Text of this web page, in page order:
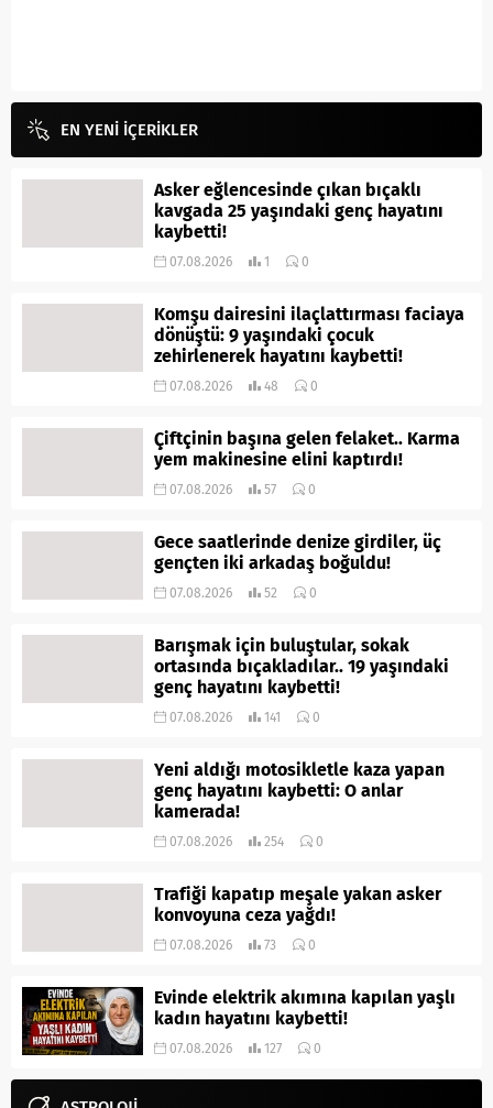
EN YENİ İÇERİKLER
Asker eğlencesinde çıkan bıçaklı
kavgada 25 yaşındaki genç hayatını
kaybetti!
07.08.2026 1 0
Komşu dairesini ilaçlattırması faciaya
dönüştü: 9 yaşındaki çocuk
zehirlenerek hayatını kaybetti!
07.08.2026 48 0
Çiftçinin başına gelen felaket.. Karma
yem makinesine elini kaptırdı!
07.08.2026 57 0
Gece saatlerinde denize girdiler, üç
gençten iki arkadaş boğuldu!
07.08.2026 52 0
Barışmak için buluştular, sokak
ortasında bıçakladılar.. 19 yaşındaki
genç hayatını kaybetti!
07.08.2026 141 0
Yeni aldığı motosikletle kaza yapan
genç hayatını kaybetti: O anlar
kamerada!
07.08.2026 254 0
Trafiği kapatıp meşale yakan asker
konvoyuna ceza yağdı!
07.08.2026 73 0
Evinde elektrik akımına kapılan yaşlı
kadın hayatını kaybetti!
07.08.2026 127 0